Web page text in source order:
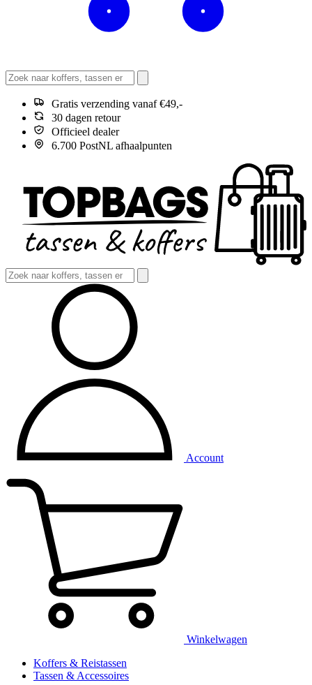
Gratis verzending vanaf €49,-
30 dagen retour
Officieel dealer
6.700 PostNL afhaalpunten
Account
Winkelwagen
Koffers & Reistassen
Tassen & Accessoires